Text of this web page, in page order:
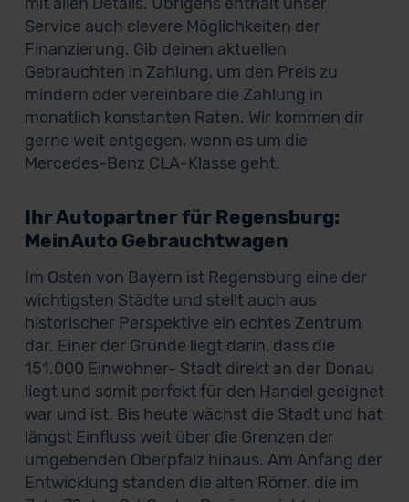
Service auch clevere Möglichkeiten der
Finanzierung. Gib deinen aktuellen
Gebrauchten in Zahlung, um den Preis zu
mindern oder vereinbare die Zahlung in
monatlich konstanten Raten. Wir kommen dir
gerne weit entgegen, wenn es um die
Mercedes-Benz CLA-Klasse geht.
Ihr Autopartner für Regensburg:
MeinAuto Gebrauchtwagen
Im Osten von Bayern ist Regensburg eine der
wichtigsten Städte und stellt auch aus
historischer Perspektive ein echtes Zentrum
dar. Einer der Gründe liegt darin, dass die
151.000 Einwohner- Stadt direkt an der Donau
liegt und somit perfekt für den Handel geeignet
war und ist. Bis heute wächst die Stadt und hat
längst Einfluss weit über die Grenzen der
umgebenden Oberpfalz hinaus. Am Anfang der
Entwicklung standen die alten Römer, die im